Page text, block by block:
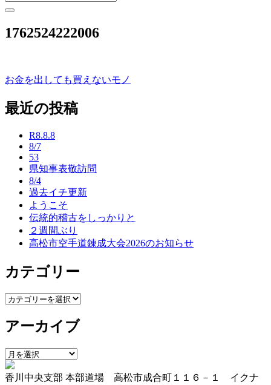
1762524222006
投
稿
お金を出しても買えないモノ
最近の投稿
R8.8.8
8/7
53
県知事表敬訪問
8/4
過去イチ更新
ようこそ
伝統的稽古をしっかりと
２週間ぶり
高松市空手道錬成大会2026のお知らせ
カテゴリー
カ
ゴ
ー
アーカイブ
ア
ー
カ
香川中央支部 本部道場 高松市成合町１１６－１ イクナ